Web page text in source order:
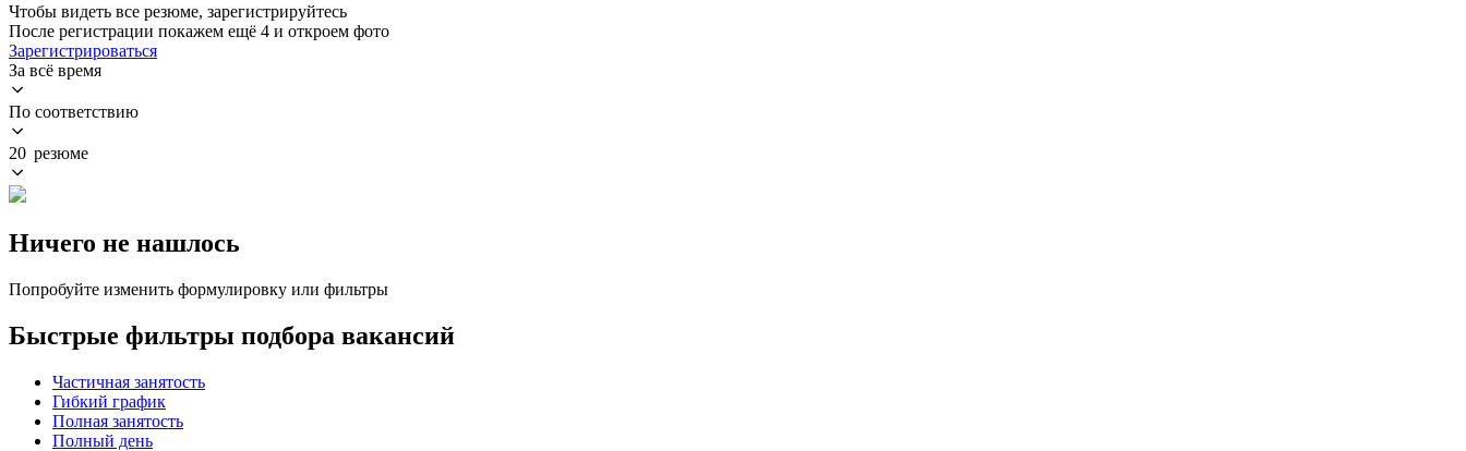
Чтобы видеть все резюме, зарегистрируйтесь
После регистрации покажем ещё 4 и откроем фото
Зарегистрироваться
За всё время
По соответствию
20 резюме
Ничего не нашлось
Попробуйте изменить формулировку или фильтры
Быстрые фильтры подбора вакансий
Частичная занятость
Гибкий график
Полная занятость
Полный день